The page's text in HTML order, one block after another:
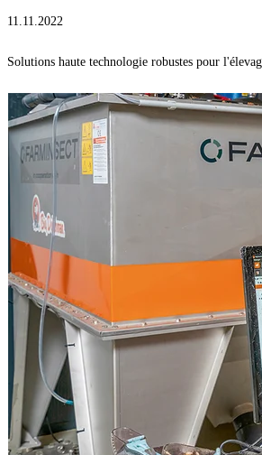
11.11.2022
Solutions haute technologie robustes pour